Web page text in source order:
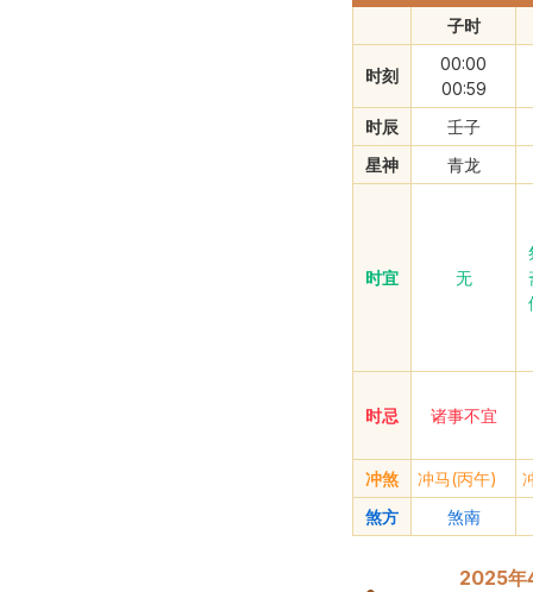
子时
时刻
00:00
00:59
时辰
壬子
星神
青龙
时宜 无
时忌 诸事不宜
冲煞 冲马(丙午)
煞方
煞南
2025年